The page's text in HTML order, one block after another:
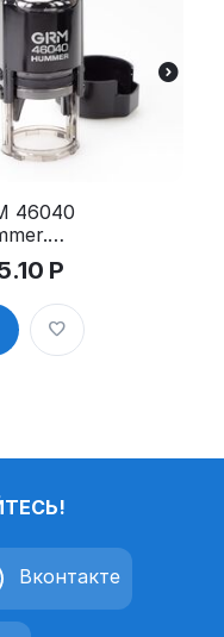
46040
в
д.40
Р
Вконтакте